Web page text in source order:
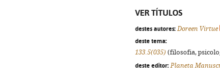
VER TÍTULOS
destes autores: Doreen Virtue
deste tema:
133.5(035) (filosofia,
deste editor: Planeta